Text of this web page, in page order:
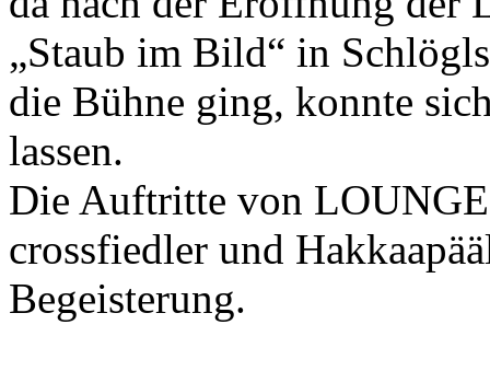
„Staub im Bild“ in
die Bühne ging, konnte
lassen.
Die Auftritte von
crossfiedler und
Begeisterung.